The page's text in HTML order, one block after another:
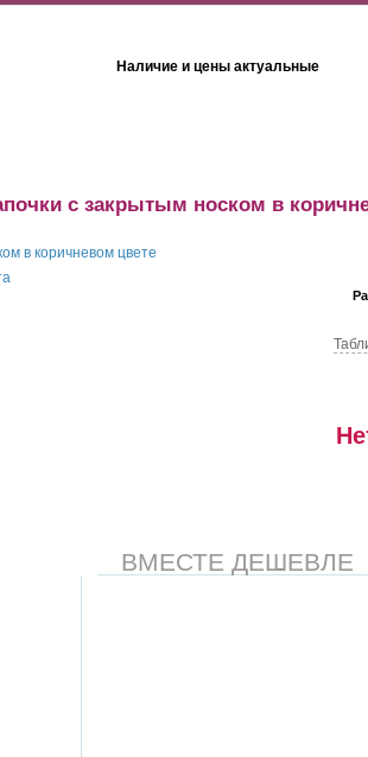
Наличие и цены актуальные
с закрытым носком в
ВМЕСТЕ ДЕШЕВЛЕ